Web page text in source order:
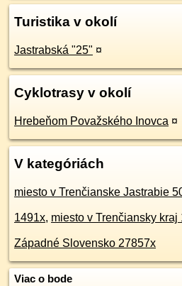
Turistika v okolí
Jastrabská "25" ¤
Cyklotrasy v okolí
Hrebeňom Považského Inovca ¤
V kategóriách
miesto v Trenčianske Jastrabie
1491x, miesto v Trenčiansky kraj
Západné Slovensko 27857x
Viac o bode